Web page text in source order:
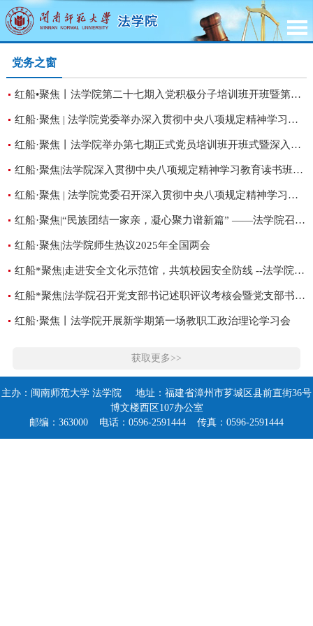
党务之窗
红船•聚焦丨法学院第二十七期入党积极分子培训班开班暨第一次党课培训
红船·聚焦 | 法学院党委举办深入贯彻中央八项规定精神学习教育读书班暨教职工政治理论学习会
红船·聚焦丨法学院举办第七期正式党员培训班开班式暨深入贯彻中央八项规定精神学习教育读书班学习会
红船·聚焦|法学院深入贯彻中央八项规定精神学习教育读书班开班
红船·聚焦 | 法学院党委召开深入贯彻中央八项规定精神学习教育部署会
红船·聚焦|“民族团结一家亲，凝心聚力谱新篇” ——法学院召开“铸牢中华民族共同体意识”座谈会
红船·聚焦|法学院师生热议2025年全国两会
红船*聚焦|走进安全文化示范馆，共筑校园安全防线 --法学院党委组织开展安全教育主题党日活动
红船*聚焦|法学院召开党支部书记述职评议考核会暨党支部书记工作例会
红船·聚焦丨法学院开展新学期第一场教职工政治理论学习会
获取更多>>
主办：闽南师范大学 法学院 地址：福建省漳州市芗城区县前直街36号
博文楼西区107办公室
邮编：363000 电话：0596-2591444 传真：0596-2591444